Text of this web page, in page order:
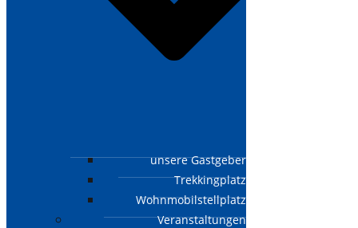
unsere Gastgeber
Trekkingplatz
Wohnmobilstellplatz
Veranstaltungen